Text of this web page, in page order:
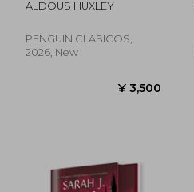
ALDOUS HUXLEY
PENGUIN CLÁSICOS,
2026, New